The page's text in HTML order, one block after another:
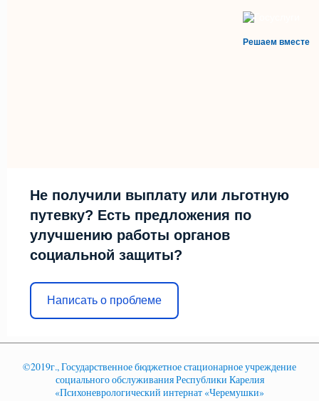
Решаем вместе
Не получили выплату или льготную
путевку? Есть предложения по
улучшению работы органов
социальной защиты?
Написать о проблеме
©2019г., Государственное бюджетное стационарное учреждение
социального обслуживания Республики Карелия
«Психоневрологический интернат «Черемушки»